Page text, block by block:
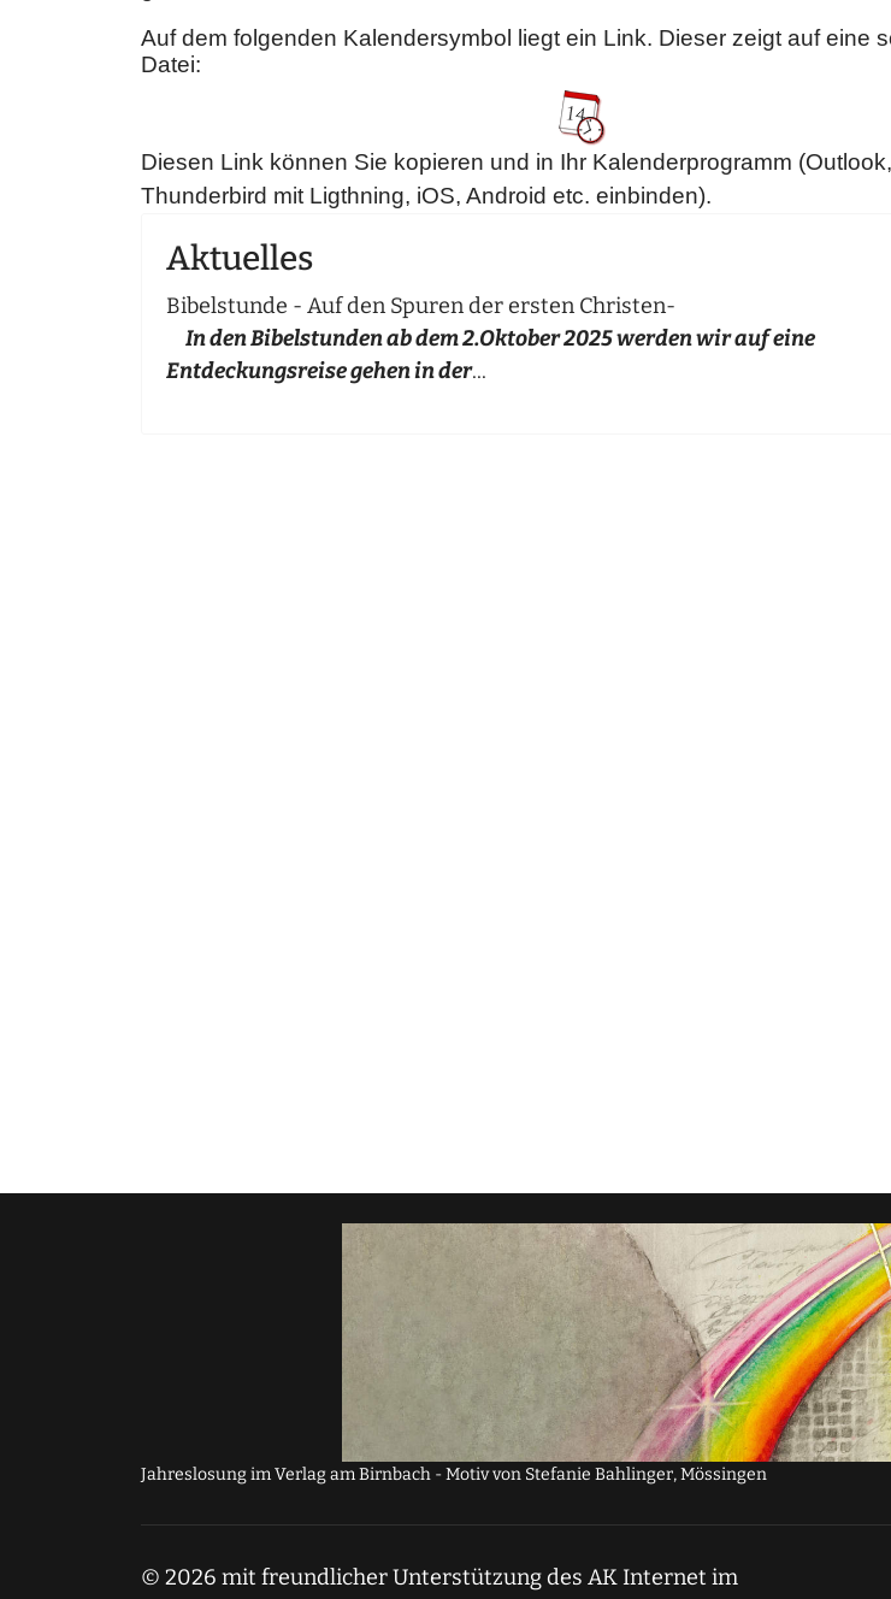
Auf dem folgenden Kalendersymbol liegt ein Link. Dieser zeigt auf eine
Datei:
Diesen Link können Sie kopieren und in Ihr Kalenderprogramm (Outlook,
Thunderbird mit Ligthning, iOS, Android etc. einbinden).
Aktuelles
Bibelstunde - Auf den Spuren der ersten Christen-
In den Bibelstunden ab dem 2.Oktober 2025 werden wir auf eine
Entdeckungsreise gehen in der...
Jahreslosung im Verlag am Birnbach - Motiv von Stefanie Bahlinger, Mössingen
© 2026 mit freundlicher Unterstützung des AK Internet im